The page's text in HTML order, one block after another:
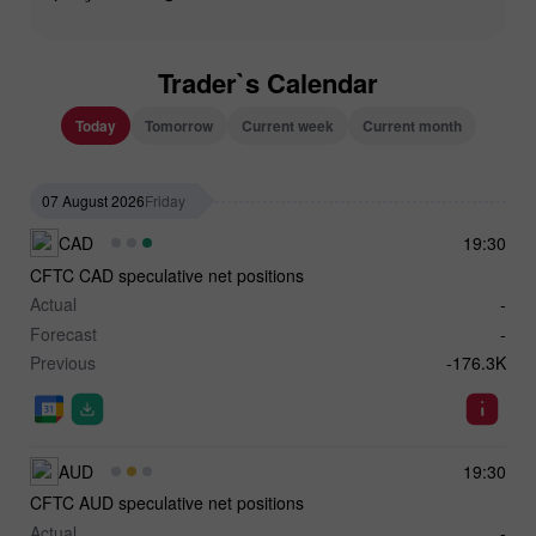
Trader`s Calendar
Today Tomorrow Current week Current month
07 August 2026Friday
19:30
CAD
CFTC CAD speculative net positions
Actual
-
Forecast
-
Previous
-176.3K
19:30
AUD
CFTC AUD speculative net positions